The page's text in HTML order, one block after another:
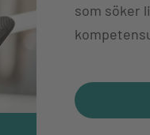
som söker